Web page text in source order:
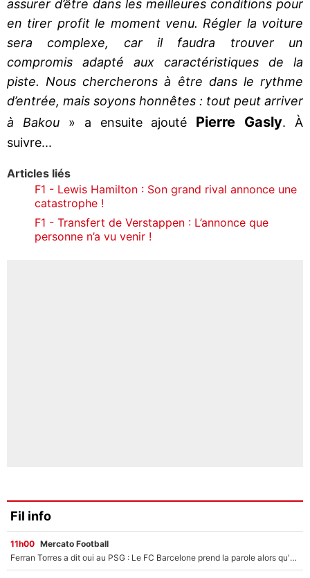
assurer d’être dans les meilleures conditions pour
en tirer profit le moment venu. Régler la voiture
sera complexe, car il faudra trouver un
compromis adapté aux caractéristiques de la
piste. Nous chercherons à être dans le rythme
d’entrée, mais soyons honnêtes : tout peut arriver
à Bakou» a ensuite ajouté Pierre Gasly. À
suivre...
Articles liés
F1 - Lewis Hamilton : Son grand rival annonce une
catastrophe !
F1 - Transfert de Verstappen : L’annonce que
personne n’a vu venir !
Fil info
11h00 Mercato Football
Ferran Torres a dit oui au PSG : Le FC Barcelone prend la parole alors qu'un transfert de l'attaquant espagnol prend forme